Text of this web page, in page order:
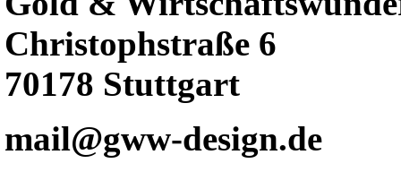
Christophstraße 6
70178 Stuttgart
mail@gww-design.de